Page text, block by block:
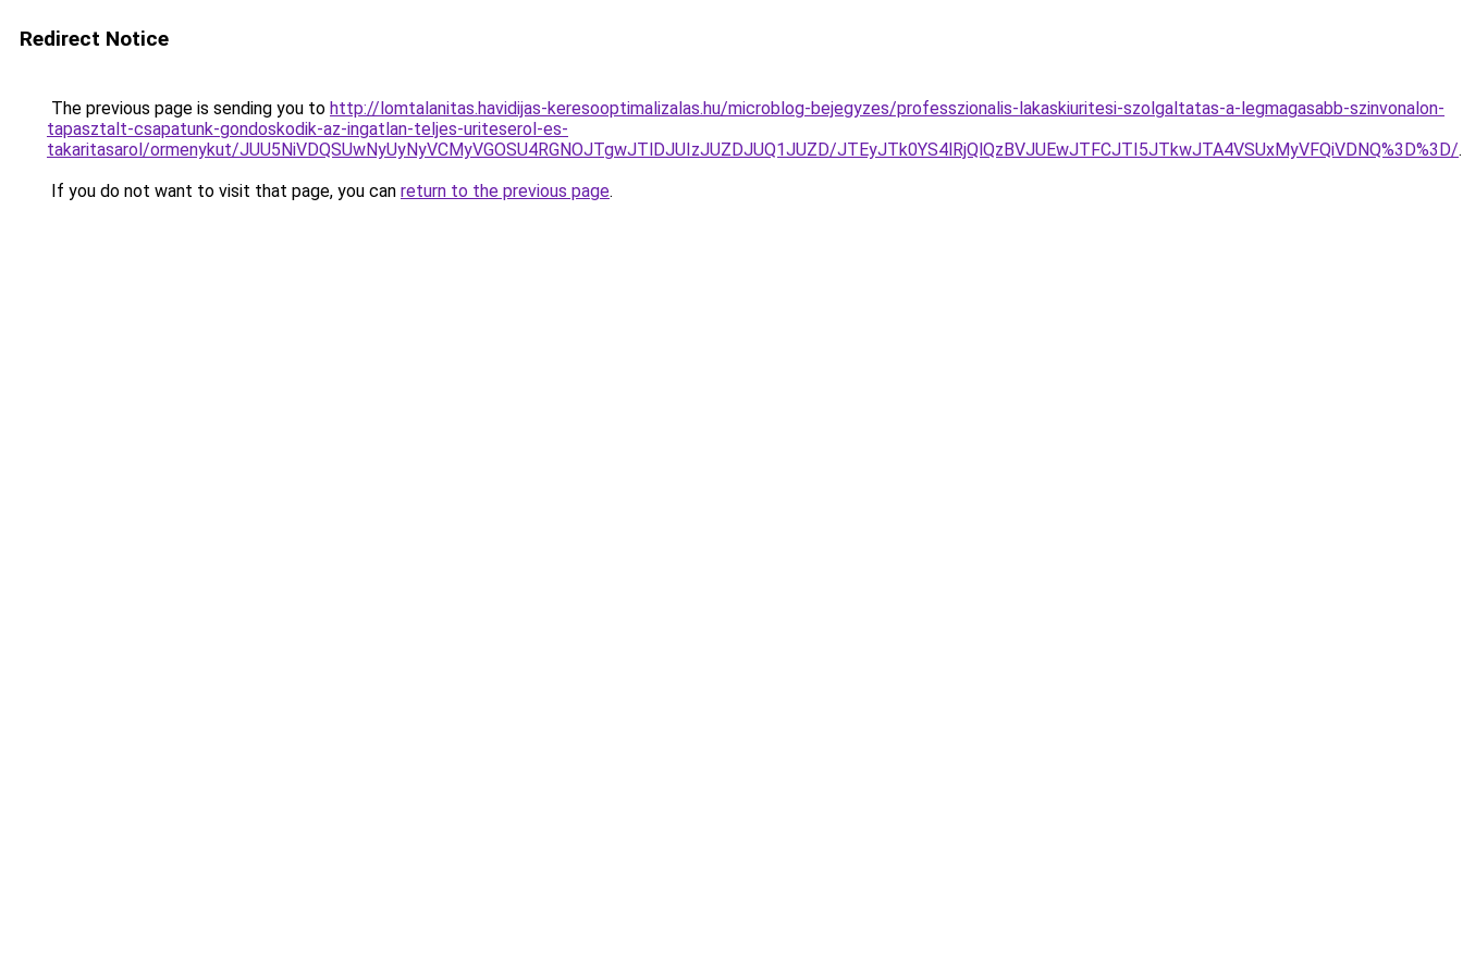
Redirect Notice
The previous page is sending you to http://lomtalanitas.havidijas-keresooptimalizalas.hu/microblog-bejegyzes/professzionalis-lakaskiuritesi-szolgaltatas-a-legmagasabb-szinvonalon-
tapasztalt-csapatunk-gondoskodik-az-ingatlan-teljes-uriteserol-es-
takaritasarol/ormenykut/JUU5NiVDQSUwNyUyNyVCMyVGOSU4RGNOJTgwJTlDJUIzJUZDJUQ1JUZD/JTEyJTk0YS4lRjQlQzBVJUEwJTFCJTI5JTkwJTA4VSUxMyVFQiVDNQ%3D%3D/.
If you do not want to visit that page, you can return to the previous page.